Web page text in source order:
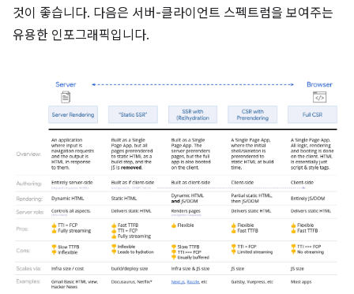
것이 좋습니다. 다음은 서버-클라이언트 스펙트럼을 보여주는
유용한 인포그래픽입니다.